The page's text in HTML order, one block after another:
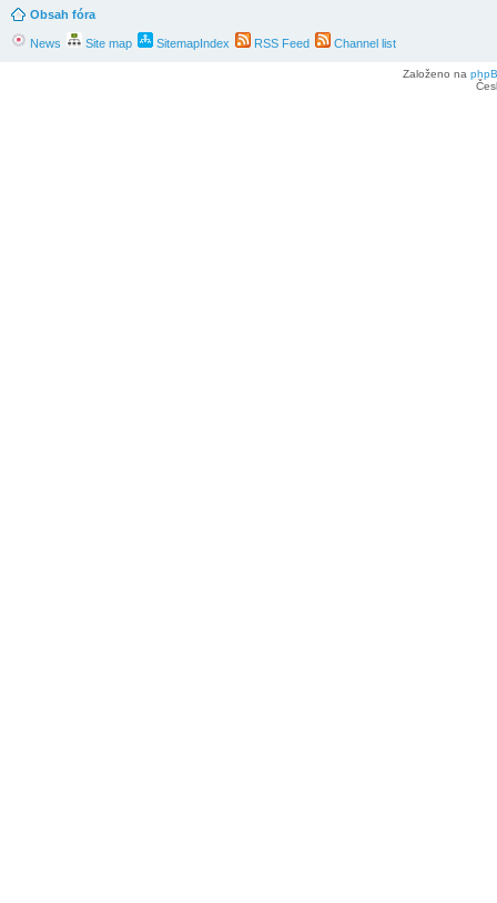
Obsah fóra
News Site map SitemapIndex RSS Feed Channel list
Založeno na